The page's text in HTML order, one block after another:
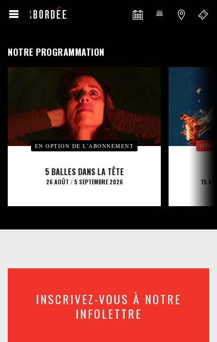
NOTRE PROGRAMMATION
EN OPTION DE L’ABONNEMENT
5 BALLES DANS LA TÊTE
26 AOÛT /5 SEPTEMBRE 2026 15
INSCRIVEZ-VOUS À NOTRE
INFOLETTRE